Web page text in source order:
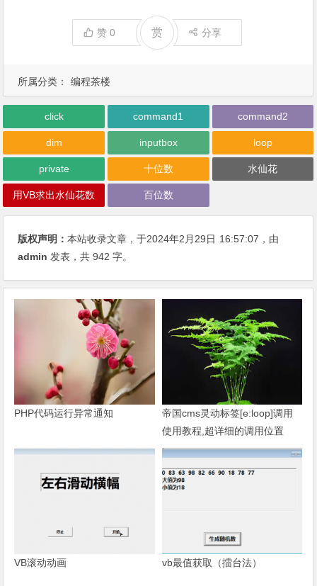
所属分类： 编程茶楼
赞0 赏 分享
click command1 command2
dim inputbox loop
private 十位数 水仙花
用VB求出水仙花数 百位数
版权声明：本站收录文章，于2024年2月29日 16:57:07 ，由
admin 发表，共 942 字。
PHP代码运行异常通知
帝国cms灵动标签[e:loop]调用
使用教程,超详细的调用位置
VB滚动动画 vb最值获取（擂台法）